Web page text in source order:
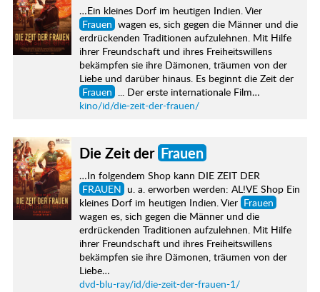
…Ein kleines Dorf im heutigen Indien. Vier
Frauen wagen es, sich gegen die Männer und die
erdrückenden Traditionen aufzulehnen. Mit Hilfe
ihrer Freundschaft und ihres Freiheitswillens
bekämpfen sie ihre Dämonen, träumen von der
Liebe und darüber hinaus. Es beginnt die Zeit der
Frauen ... Der erste internationale Film…
kino/id/die-zeit-der-frauen/
Die Zeit der Frauen
…In folgendem Shop kann DIE ZEIT DER
FRAUEN u. a. erworben werden: AL!VE Shop Ein
kleines Dorf im heutigen Indien. Vier Frauen
wagen es, sich gegen die Männer und die
erdrückenden Traditionen aufzulehnen. Mit Hilfe
ihrer Freundschaft und ihres Freiheitswillens
bekämpfen sie ihre Dämonen, träumen von der
Liebe…
dvd-blu-ray/id/die-zeit-der-frauen-1/